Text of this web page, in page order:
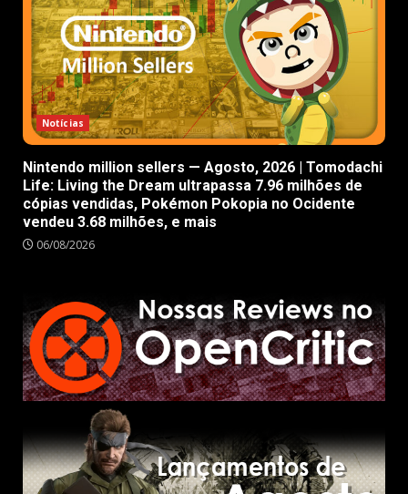
Notícias
Nintendo million sellers — Agosto, 2026 | Tomodachi
Life: Living the Dream ultrapassa 7.96 milhões de
cópias vendidas, Pokémon Pokopia no Ocidente
vendeu 3.68 milhões, e mais
06/08/2026